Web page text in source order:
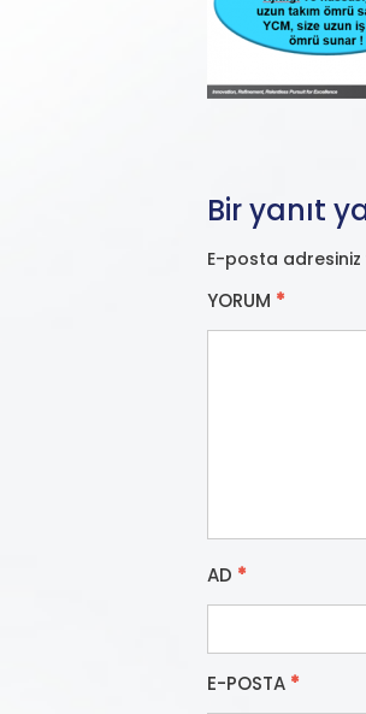
Bir yanıt
E-posta
YORUM *
AD *
E-POSTA *